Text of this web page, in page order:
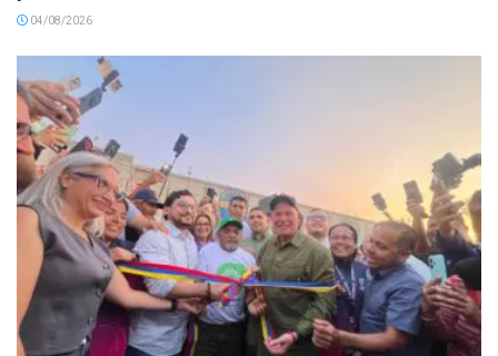
04/08/2026